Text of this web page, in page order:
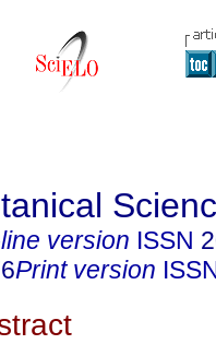
version ISSN
Print version